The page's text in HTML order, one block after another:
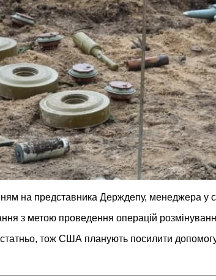
на представника Держдепу, менеджера у
з метою проведення операцій
тож США планують посилити